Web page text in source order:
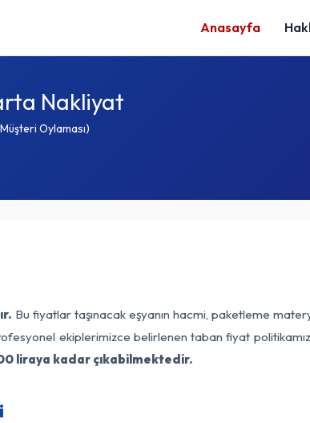
Anasayfa
Nakliyat
Oylaması)
Bu fiyatlar taşınacak eşyanın hacmi, paketleme
ekiplerimizce belirlenen taban fiyat
liraya kadar çıkabilmektedir.